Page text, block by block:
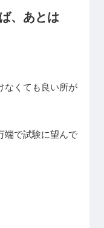
、あとは
なくても良い所が
端で試験に望んで